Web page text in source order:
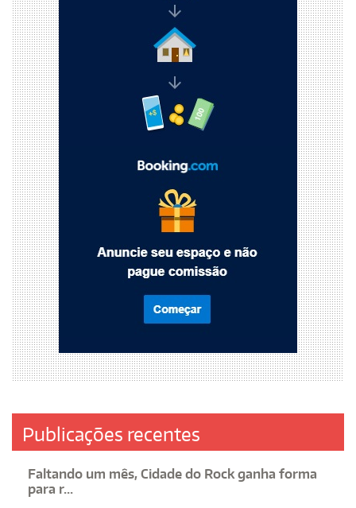
Publicações recentes
Faltando um mês, Cidade do Rock ganha forma
para r...